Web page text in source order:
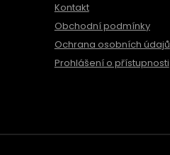
Kontakt
Obchodní podmínky
Ochrana osobních údajů
Prohlášení o přístupnosti